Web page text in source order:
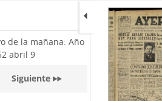
de la mañana: Año
abril 9
Siguiente